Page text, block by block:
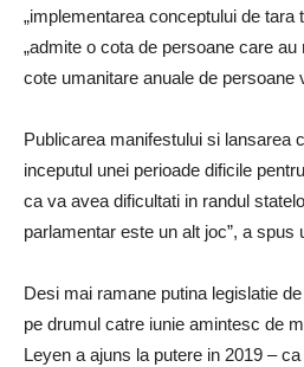
„implementarea conceptului de tara
„admite o cota de persoane care
cote umanitare anuale de persoane
Publicarea manifestului si lansarea
inceputul unei perioade dificile
ca va avea dificultati in randul
parlamentar este un alt joc”, a spus
Desi mai ramane putina legislatie
pe drumul catre iunie amintesc de
Leyen a ajuns la putere in 2019 –